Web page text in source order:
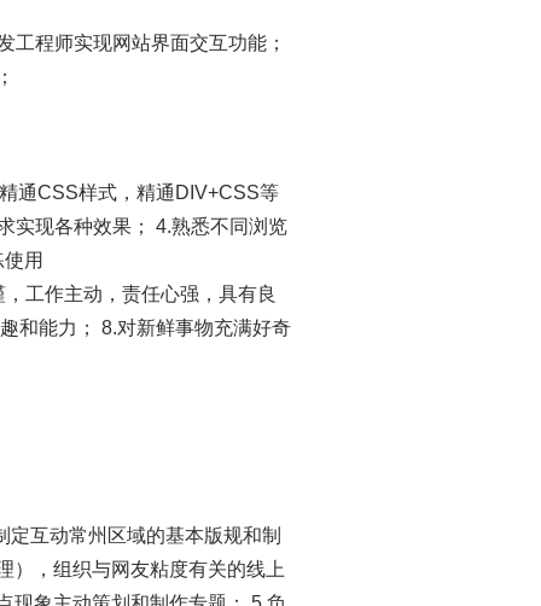
工程师实现网站界面交互功能；
通CSS样式，精通DIV+CSS等
实现各种效果； 4.熟悉不同浏览
用
工作主动，责任心强，具有良
和能力； 8.对新鲜事物充满好奇
互动常州区域的基本版规和制
），组织与网友粘度有关的线上